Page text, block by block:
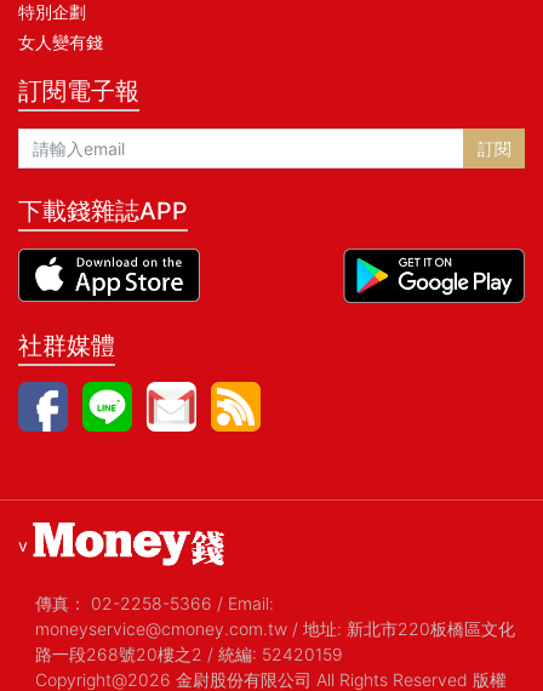
特別企劃
女人變有錢
訂閱電子報
訂閱
下載錢雜誌APP
社群媒體
v
傳真： 02-2258-5366 / Email:
moneyservice@cmoney.com.tw / 地址: 新北市220板橋區文化
路一段268號20樓之2 / 統編: 52420159
Copyright@2026 金尉股份有限公司 All Rights Reserved 版權